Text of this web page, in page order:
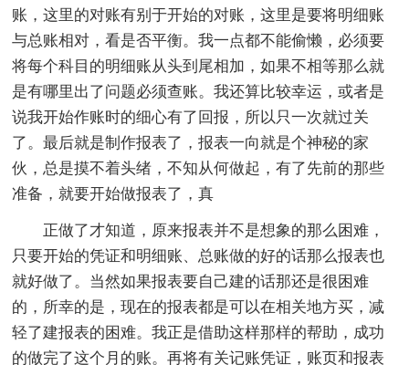
账，这里的对账有别于开始的对账，这里是要将明细账
与总账相对，看是否平衡。我一点都不能偷懒，必须要
将每个科目的明细账从头到尾相加，如果不相等那么就
是有哪里出了问题必须查账。我还算比较幸运，或者是
说我开始作账时的细心有了回报，所以只一次就过关
了。最后就是制作报表了，报表一向就是个神秘的家
伙，总是摸不着头绪，不知从何做起，有了先前的那些
准备，就要开始做报表了，真
正做了才知道，原来报表并不是想象的那么困难，
只要开始的凭证和明细账、总账做的好的话那么报表也
就好做了。当然如果报表要自己建的话那还是很困难
的，所幸的是，现在的报表都是可以在相关地方买，减
轻了建报表的困难。我正是借助这样那样的帮助，成功
的做完了这个月的账。再将有关记账凭证，账页和报表